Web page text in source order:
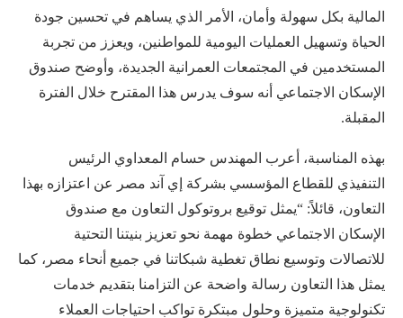
المالية بكل سهولة وأمان، الأمر الذي يساهم في تحسين جودة
الحياة وتسهيل العمليات اليومية للمواطنين، ويعزز من تجربة
المستخدمين في المجتمعات العمرانية الجديدة، وأوضح صندوق
الإسكان الاجتماعي أنه سوف يدرس هذا المقترح خلال الفترة
المقبلة.
بهذه المناسبة، أعرب المهندس حسام المعداوي الرئيس
التنفيذي للقطاع المؤسسي بشركة إي آند مصر عن اعتزازه بهذا
التعاون، قائلاً: “يمثل توقيع بروتوكول التعاون مع صندوق
الإسكان الاجتماعي خطوة مهمة نحو تعزيز بنيتنا التحتية
للاتصالات وتوسيع نطاق تغطية شبكاتنا في جميع أنحاء مصر، كما
يمثل هذا التعاون رسالة واضحة عن التزامنا بتقديم خدمات
تكنولوجية متميزة وحلول مبتكرة تواكب احتياجات العملاء